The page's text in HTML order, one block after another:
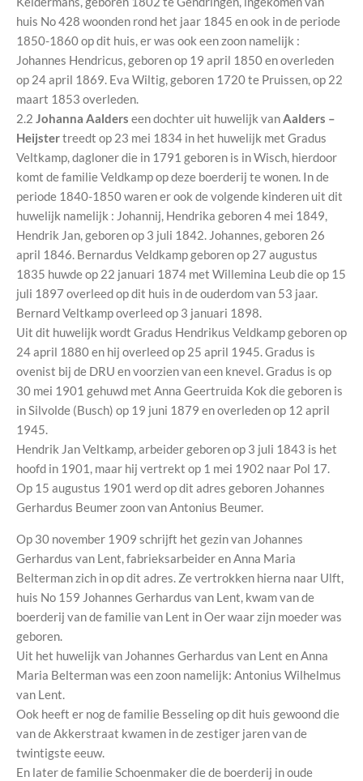
huis No 428 woonden rond het jaar 1845 en ook in de periode
1850-1860 op dit huis, er was ook een zoon namelijk :
Johannes Hendricus, geboren op 19 april 1850 en overleden
op 24 april 1869. Eva Wiltig, geboren 1720 te Pruissen, op 22
maart 1853 overleden.
2.2 Johanna Aalders een dochter uit huwelijk vanAalders –
Heijstertreedt op 23 mei 1834 in het huwelijk met Gradus
Veltkamp, dagloner die in 1791 geboren is in Wisch, hierdoor
komt de familie Veldkamp op deze boerderij te wonen. In de
periode 1840-1850 waren er ook de volgende kinderen uit dit
huwelijk namelijk : Johannij, Hendrika geboren 4 mei 1849,
Hendrik Jan, geboren op 3 juli 1842. Johannes, geboren 26
april 1846. Bernardus Veldkamp geboren op 27 augustus
1835 huwde op 22 januari 1874 met Willemina Leub die op 15
juli 1897 overleed op dit huis in de ouderdom van 53 jaar.
Bernard Veltkamp overleed op 3 januari 1898.
Uit dit huwelijk wordt Gradus Hendrikus Veldkamp geboren op
24 april 1880 en hij overleed op 25 april 1945. Gradus is
ovenist bij de DRU en voorzien van een knevel. Gradus is op
30 mei 1901 gehuwd met Anna Geertruida Kok die geboren is
in Silvolde (Busch) op 19 juni 1879 en overleden op 12 april
1945.
Hendrik Jan Veltkamp, arbeider geboren op 3 juli 1843 is het
hoofd in 1901, maar hij vertrekt op 1 mei 1902 naar Pol 17.
Op 15 augustus 1901 werd op dit adres geboren Johannes
Gerhardus Beumer zoon van Antonius Beumer.
Op 30 november 1909 schrijft het gezin van Johannes
Gerhardus van Lent, fabrieksarbeider en Anna Maria
Belterman zich in op dit adres. Ze vertrokken hierna naar Ulft,
huis No 159 Johannes Gerhardus van Lent, kwam van de
boerderij van de familie van Lent in Oer waar zijn moeder was
geboren.
Uit het huwelijk van Johannes Gerhardus van Lent en Anna
Maria Belterman was een zoon namelijk: Antonius Wilhelmus
van Lent.
Ook heeft er nog de familie Besseling op dit huis gewoond die
van de Akkerstraat kwamen in de zestiger jaren van de
twintigste eeuw.
En later de familie Schoenmaker die de boerderij in oude